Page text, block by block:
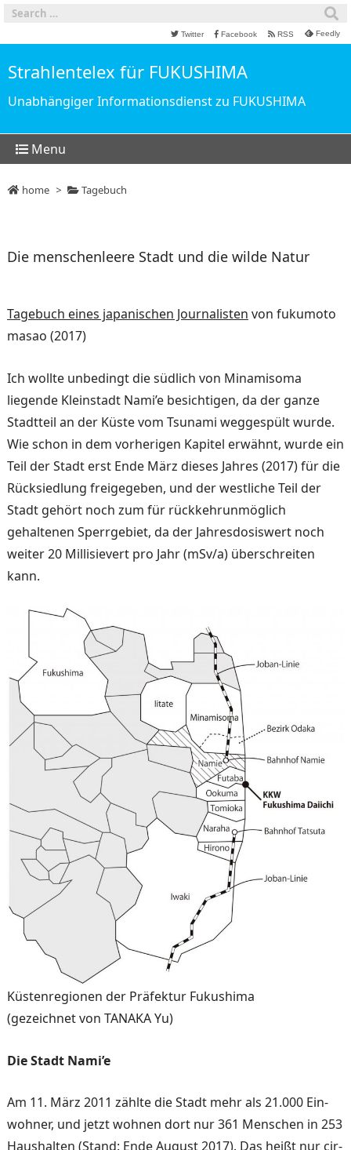
Strahlentelex für FUKUSHIMA
Unabhängiger Informationsdienst zu FUKUSHIMA
Menu
Twitter Facebook RSS Feedly
home > Tagebuch
Die menschenleere Stadt und die wilde Natur
Tagebuch eines japanischen Journalisten von fukumoto
masao (2017)
Ich wollte unbedingt die süd­lich von Minamisoma
liegen­de Kleinstadt Nami’e besich­tigen, da der ganze
Stadtteil an der Küste vom Tsunami weg­gespült wurde.
Wie schon in dem vorherigen Kapitel erwähnt, wurde ein
Teil der Stadt erst Ende März dieses Jahres (2017) für die
Rücksiedlung frei­gegeben, und der westliche Teil der
Stadt gehört noch zum für rückkehrunmöglich
gehaltenen Sperrgebiet, da der Jahresdo­siswert noch
weiter 20 Milli­sievert pro Jahr (mSv/a) über­schreiten
kann.
Küstenregionen der Präfektur Fukushima
(gezeichnet von TANAKA Yu)
Die Stadt Nami’e
Am 11. März 2011 zählte die Stadt mehr als 21.000 Ein­
wohner, und jetzt wohnen dort nur 361 Menschen in 253
Haushalten (Stand: Ende Au­gust 2017). Das heißt nur cir­